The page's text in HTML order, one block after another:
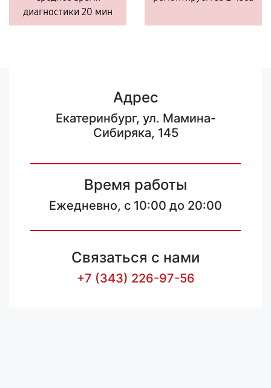
диагностики 20 мин
Адрес
Екатеринбург, ул. Мамина-
Сибиряка, 145
Время работы
Ежедневно, с 10:00 до 20:00
Связаться с нами
+7 (343) 226-97-56